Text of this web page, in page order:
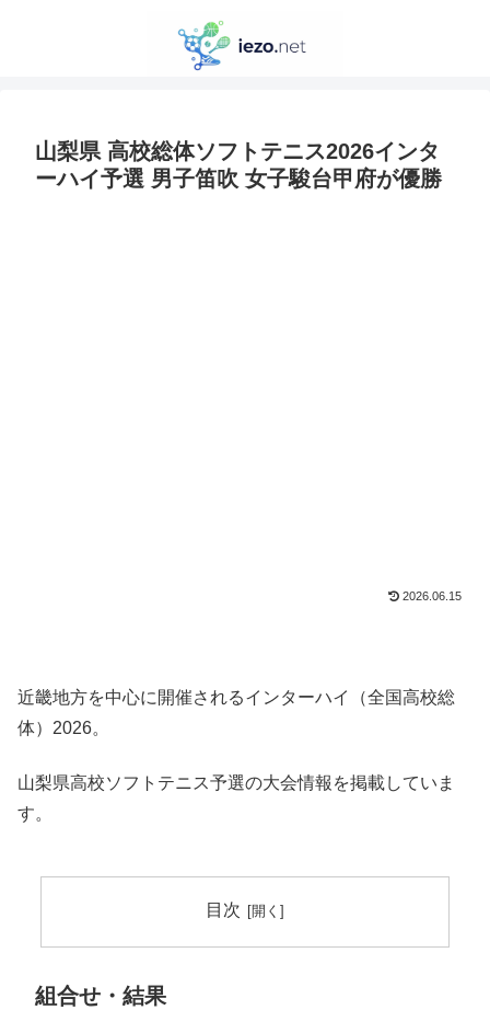
山梨県 高校総体ソフトテニス2026インタ
ーハイ予選 男子笛吹 女子駿台甲府が優勝
2026.06.15
近畿地方を中心に開催されるインターハイ（全国高校総
体）2026。
山梨県高校ソフトテニス予選の大会情報を掲載していま
す。
目次
組合せ・結果